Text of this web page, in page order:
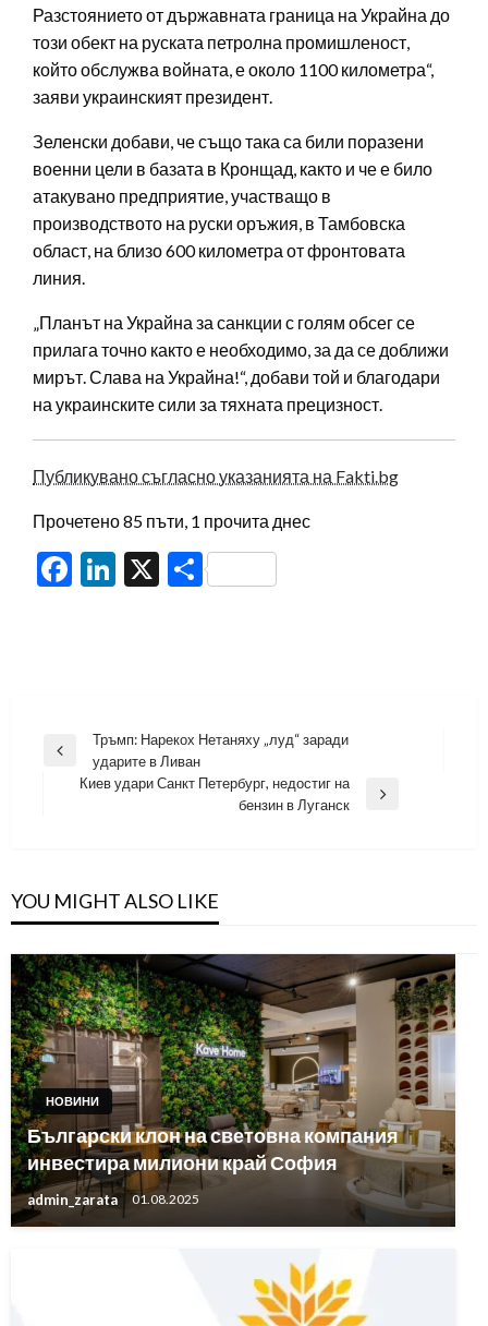
Разстоянието от държавната граница на Украйна до
този обект на руската петролна промишленост,
който обслужва войната, е около 1100 километра“,
заяви украинският президент.
Зеленски добави, че също така са били поразени
военни цели в базата в Кронщад, както и че е било
атакувано предприятие, участващо в
производството на руски оръжия, в Тамбовска
област, на близо 600 километра от фронтовата
линия.
„Планът на Украйна за санкции с голям обсег се
прилага точно както е необходимо, за да се доближи
мирът. Слава на Украйна!“, добави той и благодари
на украинските сили за тяхната прецизност.
Публикувано съгласно указанията на Fakti.bg
Прочетено 85 пъти, 1 прочита днес
Facebook
LinkedIn
X Share
Навигация
Previous
Тръмп: Нарекох Нетаняху „луд“ заради
ударите в Ливан
Киев удари Санкт Петербург, недостиг на
бензин в Луганск
YOU MIGHT ALSO LIKE
НОВИНИ
Български клон на световна компания
инвестира милиони край София
admin_zarata 01.08.2025